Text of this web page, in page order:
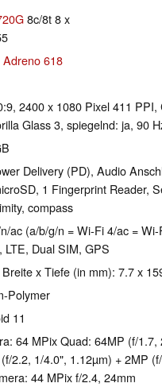
8c/8t 8 x
618
2400 x 1080 Pixel 411 PPI,
Glass 3, spiegelnd: ja, 90
Delivery (PD), Audio
1 Fingerprint Reader,
compass
ac (a/b/g/n = Wi-Fi 4/ac =
LTE, Dual SIM, GPS
x Tiefe (in mm): 7.7 x
Polymer
11
64 MPix Quad: 64MP (f/1.7,
2.2, 1/4.0", 1.12µm) + 2MP
44 MPix f/2.4, 24mm